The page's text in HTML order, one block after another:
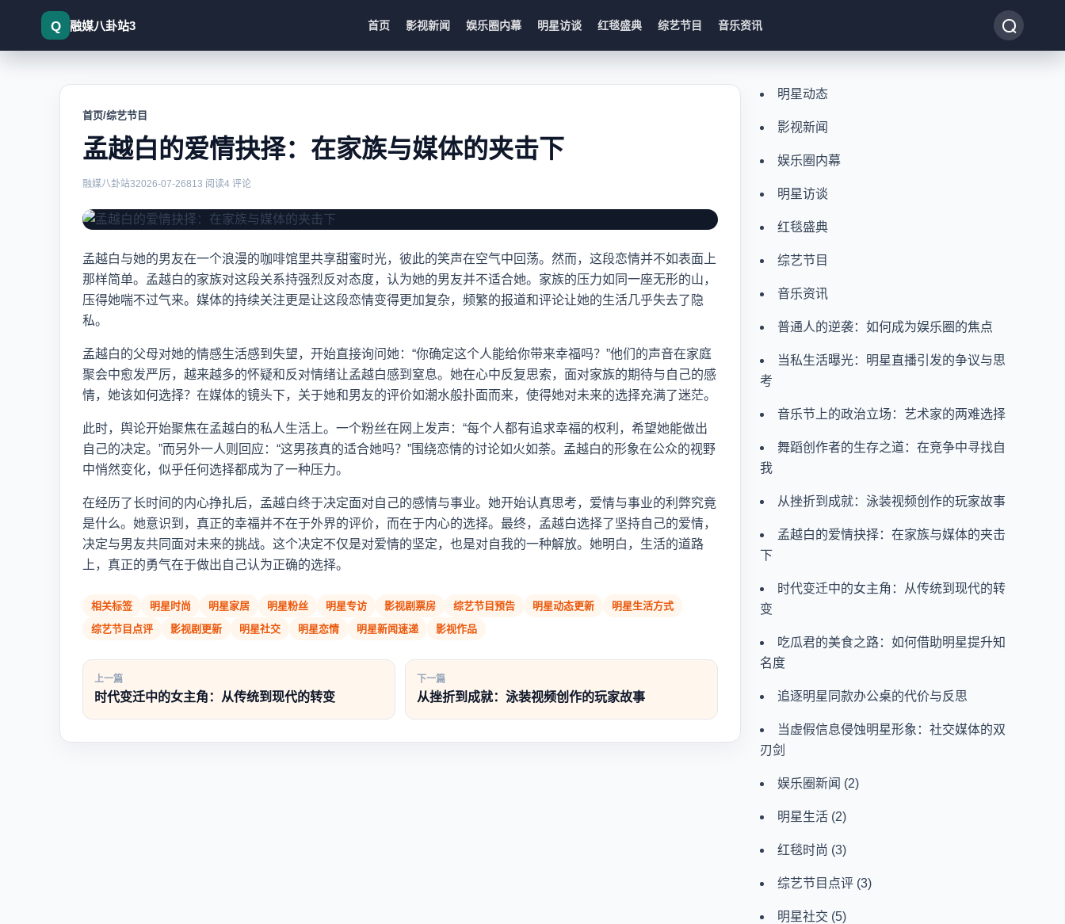
融媒八卦站3 首页 影视新闻 娱乐圈内幕 明星访谈 红毯盛典 综艺节目 音乐资讯
首页/综艺节目
孟越白的爱情抉择：在家族与媒体的夹击下
孟越白的爱情抉择：在家族与媒体的夹击下 最新内容
融媒八卦站32026-07-26813 阅读4 评论
孟越白与她的男友在一个浪漫的咖啡馆里共享甜蜜时光，彼此的笑声在空气中回荡。然而，这段恋情并不如表面上
那样简单。孟越白的家族对这段关系持强烈反对态度，认为她的男友并不适合她。家族的压力如同一座无形的山，
压得她喘不过气来。媒体的持续关注更是让这段恋情变得更加复杂，频繁的报道和评论让她的生活几乎失去了隐
私。
孟越白的父母对她的情感生活感到失望，开始直接询问她：“你确定这个人能给你带来幸福吗？”他们的声音在家庭
聚会中愈发严厉，越来越多的怀疑和反对情绪让孟越白感到窒息。她在心中反复思索，面对家族的期待与自己的感
情，她该如何选择？在媒体的镜头下，关于她和男友的评价如潮水般扑面而来，使得她对未来的选择充满了迷茫。
此时，舆论开始聚焦在孟越白的私人生活上。一个粉丝在网上发声：“每个人都有追求幸福的权利，希望她能做出
自己的决定。”而另外一人则回应：“这男孩真的适合她吗？”围绕恋情的讨论如火如荼。孟越白的形象在公众的视野
中悄然变化，似乎任何选择都成为了一种压力。
在经历了长时间的内心挣扎后，孟越白终于决定面对自己的感情与事业。她开始认真思考，爱情与事业的利弊究竟
是什么。她意识到，真正的幸福并不在于外界的评价，而在于内心的选择。最终，孟越白选择了坚持自己的爱情，
决定与男友共同面对未来的挑战。这个决定不仅是对爱情的坚定，也是对自我的一种解放。她明白，生活的道路
上，真正的勇气在于做出自己认为正确的选择。
相关标签 明星时尚 明星家居 明星粉丝 明星专访 影视剧票房 综艺节目预告 明星动态更新
明星生活方式
综艺节目点评
影视剧更新 明星社交 明星恋情 明星新闻速递 影视作品
上一篇
时代变迁中的女主角：从传统到现代的转变
下一篇
从挫折到成就：泳装视频创作的玩家故事
明星动态
影视新闻
娱乐圈内幕
明星访谈
红毯盛典
综艺节目
音乐资讯
普通人的逆袭：如何成为娱乐圈的焦点
当私生活曝光：明星直播引发的争议与思
考
音乐节上的政治立场：艺术家的两难选择
舞蹈创作者的生存之道：在竞争中寻找自
我
从挫折到成就：泳装视频创作的玩家故事
孟越白的爱情抉择：在家族与媒体的夹击
下
时代变迁中的女主角：从传统到现代的转
变
吃瓜君的美食之路：如何借助明星提升知
名度
追逐明星同款办公桌的代价与反思
当虚假信息侵蚀明星形象：社交媒体的双
刃剑
娱乐圈新闻 (2)
明星生活 (2)
红毯时尚 (3)
综艺节目点评 (3)
明星社交 (5)